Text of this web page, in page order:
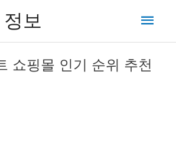
보
메
인
메
쇼핑몰 인기 순위 추천